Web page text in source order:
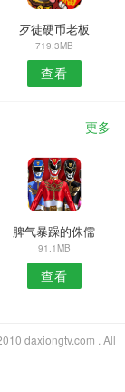
歹徒硬币老板
719.3MB
查看
更多
脾气暴躁的侏儒
91.1MB
查看
daxiongtv.com . All